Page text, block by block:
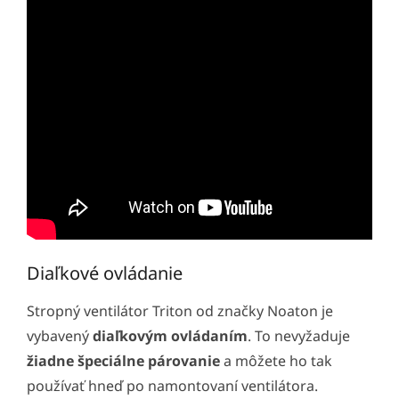
Diaľkové ovládanie
Stropný ventilátor Triton od značky Noaton je
vybavenýdiaľkovým ovládaním. To nevyžaduje
žiadne špeciálne párovaniea môžete ho tak
používať hneď po namontovaní ventilátora.